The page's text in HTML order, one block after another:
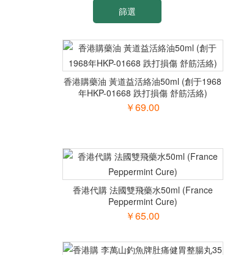
香港購藥油 黃道益活絡油50ml (創于1968
年HKP-01668 跌打損傷 舒筋活絡)
￥69.00
香港代購 法國雙飛藥水50ml (France
Peppermint Cure)
￥65.00